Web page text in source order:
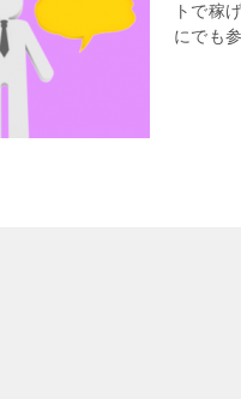
トで稼
にでも